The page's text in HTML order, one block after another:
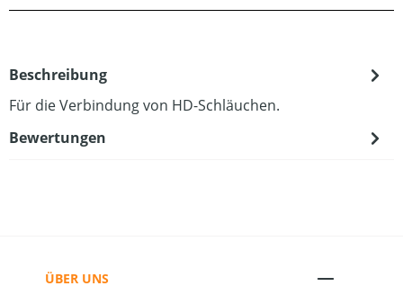
Beschreibung
Für die Verbindung von HD-Schläuchen.
Bewertungen
ÜBER UNS